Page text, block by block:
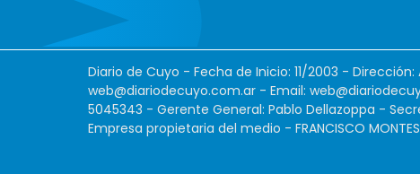
Diario de Cuyo - Fecha de Inicio: 11/2003 -
web@diariodecuyo.com.ar - Email:
5045343 - Gerente General: Pablo Dellazoppa -
Empresa propietaria del medio - FRANCISCO MONTES